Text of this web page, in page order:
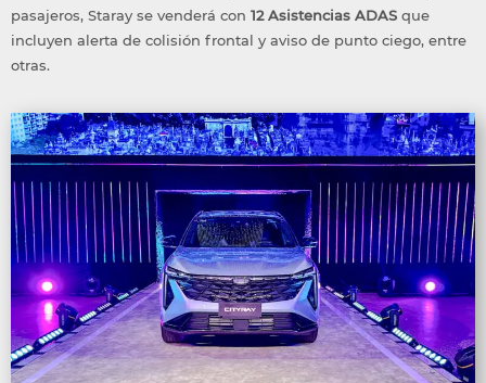
pasajeros, Staray se venderá con 12 Asistencias ADAS que
incluyen alerta de colisión frontal y aviso de punto ciego, entre
otras.